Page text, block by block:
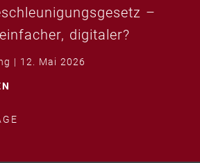
–
digitaler?
12. Mai 2026